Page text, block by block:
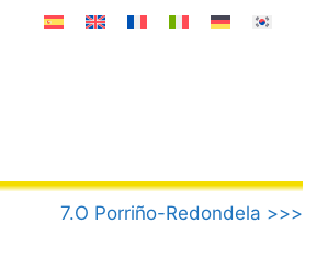
7.O Porriño-Redondela >>>